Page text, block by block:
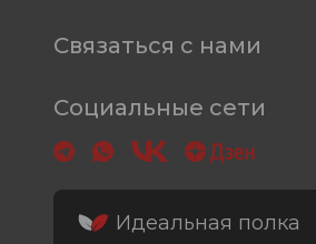
Связаться с нами
Социальные сети
Идеальная полка